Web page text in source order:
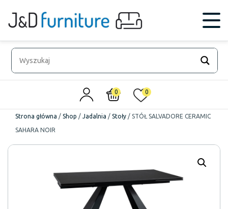
0 0
Strona główna / Shop / Jadalnia / Stoły / STÓŁ SALVADORE CERAMIC
SAHARA NOIR